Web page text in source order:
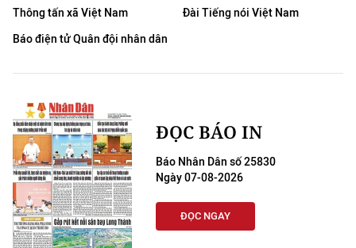
Thông tấn xã Việt Nam
Đài Tiếng nói Việt Nam
Báo điện tử Quân đội nhân dân
ĐỌC BÁO IN
Báo Nhân Dân số 25830
Ngày 07-08-2026
ĐỌC NGAY